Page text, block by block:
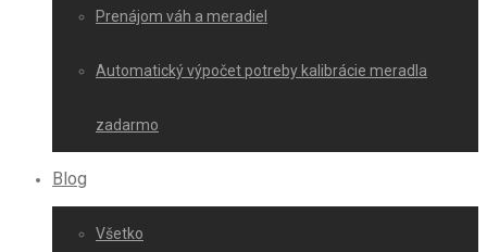
Prenájom váh a meradiel
Automatický výpočet potreby kalibrácie meradla
zadarmo
Blog
Všetko